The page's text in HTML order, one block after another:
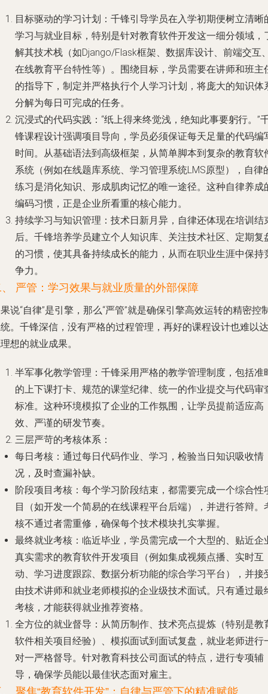
目标驱动的学习计划 ：千锋引导学员在入学初期便树立清晰
学习与就业目标，特别是针对教育软件开发这一细分领域，
解其技术栈（如Django/Flask框架、数据库设计、前端交互
在线教育平台特性等）。围绕目标，学员需要在讲师和班主
的指导下，制定并严格执行个人学习计划，将庞大的知识体
分解为每日可完成的任务。
沉浸式的代码实践 ：“纸上得来终觉浅，绝知此事要躬行。”
锋课程设计强调项目导向，学员必须保证每天足量的代码编
时间。从基础语法到高级框架，从简单脚本到复杂的教育软
系统（例如在线题库系统、学习管理系统LMS原型），自律
练习是消化知识、形成肌肉记忆的唯一途径。这种自律养成
编码习惯，正是企业所看重的核心能力。
持续学习与知识管理 ：技术日新月异，自律还体现在培训结
后。千锋培养学员建立个人知识库、关注技术社区、定期复
的习惯，使其具备持续成长的能力，从而在职业生涯中保持
争力。
严管：学习效果与就业质量的外部保障
说“自律”是引擎，那么“严管”就是确保引擎高效运转的精密控
。千锋深信，没有严格的过程管理，再好的课程设计也难以达
想的就业成果。
半军事化教学管理 ：千锋采用严格的教学管理制度，包括准
的上下课打卡、规范的课堂纪律、统一的作业提交与代码审
标准。这种环境模拟了企业的工作氛围，让学员提前适应高
效、严谨的研发节奏。
三层严苛的考核体系 ：
每日考核 ：通过每日代码作业、学习，检验当日知识吸收情
况，及时查漏补缺。
阶段项目考核 ：每个学习阶段结束，都需要完成一个综合性
目（如开发一个简易的在线课程平台后端），并进行答辩。
核不通过者需重修，确保每个技术模块扎实掌握。
最终就业考核 ：临近毕业，学员需完成一个大型的、贴近企
真实需求的教育软件开发项目
（例如集成视频点播、实时互
动、学习进度跟踪、数据分析功能的综合学习平台），并接
由技术讲师和就业老师模拟的企业级技术面试。只有通过最
考核，才能获得就业推荐资格。
全方位的就业督导 ：从简历制作、技术亮点提炼（特别是教
软件相关项目经验）、模拟面试到面试复盘，就业老师进行
对一严格督导。针对教育科技公司面试的特点，进行专项辅
导，确保学员能以最佳状态面对雇主。
聚焦“教育软件开发”：自律与严管下的精准赋能